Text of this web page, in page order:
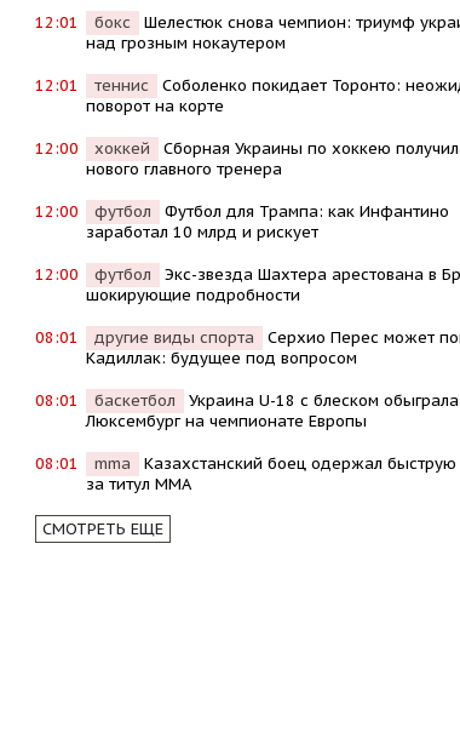
12:01 бокс
Шелестюк снова чемпион: триумф
над грозным нокаутером
12:01 теннис
Соболенко покидает Торонто:
поворот на корте
12:00 хоккей
Сборная Украины по хоккею
нового главного тренера
12:00 футбол
Футбол для Трампа: как Инфантино
заработал 10 млрд и рискует
12:00 футбол
Экс-звезда Шахтера арестована в
шокирующие подробности
08:01 другие виды спорта
Серхио Перес может
Кадиллак: будущее под вопросом
08:01 баскетбол
Украина U-18 с блеском обыграла
Люксембург на чемпионате Европы
08:01 mma
Казахстанский боец одержал
за титул MMA
СМОТРЕТЬ ЕЩЕ